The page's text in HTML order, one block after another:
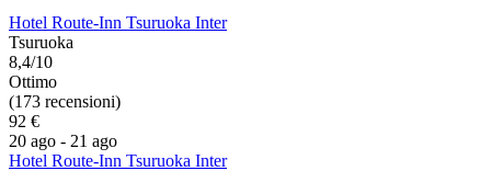
Hotel Route-Inn Tsuruoka Inter
Tsuruoka
8,4/10
Ottimo
(173 recensioni)
92 €
20 ago - 21 ago
Hotel Route-Inn Tsuruoka Inter